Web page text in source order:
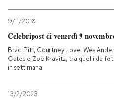
9/11/2018
Celebripost di venerdì 9
Brad Pitt, Courtney Love, Wes
Gates e Zoë Kravitz, tra quelli da
in settimana
13/2/2023